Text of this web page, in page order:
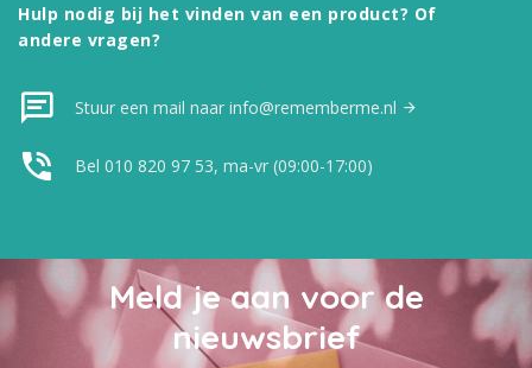
Hulp nodig bij het vinden van een product? Of
andere vragen?
Stuur een mail naar info@rememberme.nl
Bel 010 820 97 53, ma-vr (09:00-17:00)
Meld je aan voor de
nieuwsbrief